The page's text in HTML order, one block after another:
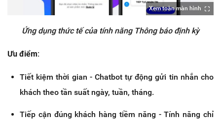
Xem toàn màn hình
Ứng dụng thức tế của tính năng Thông báo định kỳ
Ưu điểm:
Tiết kiệm thời gian - Chatbot tự động gửi tin nhắn cho
khách theo tần suất ngày, tuần, tháng.
Tiếp cận đúng khách hàng tiềm năng - Tính năng chỉ